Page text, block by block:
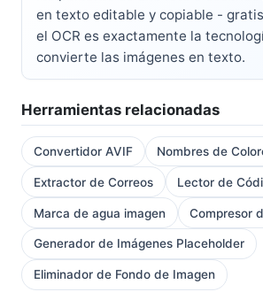
en texto editable y copiable -
el OCR es exactamente la
convierte las imágenes en texto.
Herramientas relacionadas
Convertidor AVIF Nombres de
Extractor de Correos Lector de
Marca de agua imagen Compresor
Generador de Imágenes Placeholder
Eliminador de Fondo de Imagen